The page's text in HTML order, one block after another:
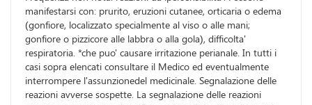
manifestarsi con: prurito, eruzioni cutanee, orticaria o edema
(gonfiore, localizzato specialmente al viso o alle mani;
gonfiore o pizzicore alle labbra o alla gola), difficolta'
respiratoria. *che puo' causare irritazione perianale. In tutti i
casi sopra elencati consultare il Medico ed eventualmente
interrompere l'assunzionedel medicinale. Segnalazione delle
reazioni avverse sospette. La segnalazione delle reazioni